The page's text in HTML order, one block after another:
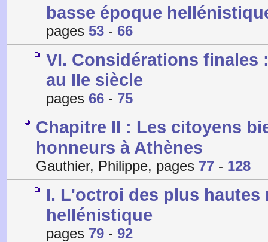
basse époque
pages 53 - 66
VI. Considérations finales
au IIe siècle
pages 66 - 75
Chapitre II : Les citoyens
honneurs à Athènes
Gauthier, Philippe, pages 77 - 128
I. L'octroi des plus hautes
hellénistique
pages 79 - 92